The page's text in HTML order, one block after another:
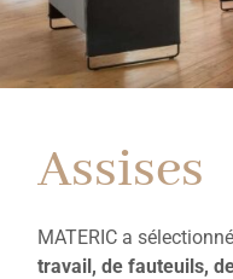
Assises
MATERIC a
travail, de fauteuils,